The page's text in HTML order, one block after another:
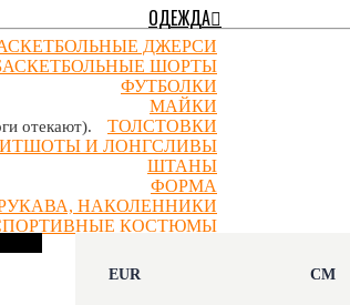
ОДЕЖДА
ДЖЕРСИ
ШОРТЫ
ФУТБОЛКИ
МАЙКИ
ТОЛСТОВКИ
И ЛОНГСЛИВЫ
ШТАНЫ
ФОРМА
НАКОЛЕННИКИ
КОСТЮМЫ
АКСЕССУАРЫ
отекают).
EUR CM